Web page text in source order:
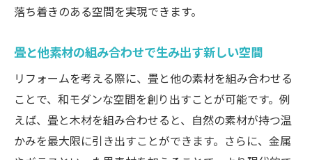
落ち着きのある空間を実現できます。
畳と他素材の組み合わせで生み出す新しい空間
リフォームを考える際に、畳と他の素材を組み合わせる
ことで、和モダンな空間を創り出すことが可能です。例
えば、畳と木材を組み合わせると、自然の素材が持つ温
かみを最大限に引き出すことができます。さらに、金属